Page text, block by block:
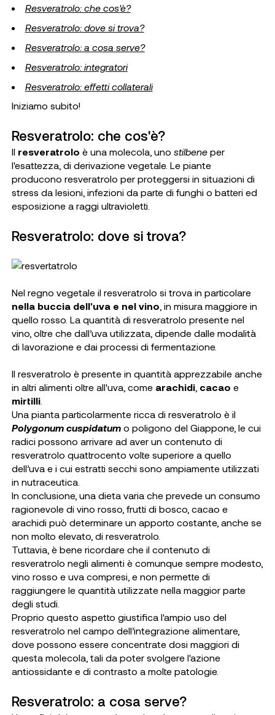
Resveratrolo: che cos'è?
Resveratrolo: dove si trova?
Resveratrolo: a cosa serve?
Resveratrolo: integratori
Resveratrolo: effetti collaterali
Iniziamo subito!
Resveratrolo: che cos'è?
Il resveratrolo è una molecola, uno stilbeneper
l'esattezza, di derivazione vegetale. Le piante
producono resveratrolo per proteggersi in situazioni di
stress da lesioni, infezioni da parte di funghi o batteri ed
esposizione a raggi ultravioletti.
Resveratrolo: dove si trova?
Nel regno vegetale il resveratrolo si trova in particolare
nella buccia dell'uvae nel vino , in misura maggiore in
quello rosso. La quantità di resveratrolo presente nel
vino, oltre che dall’uva utilizzata, dipende dalle modalità
di lavorazione e dai processi di fermentazione.
Il resveratrolo è presente in quantità apprezzabile anche
in altri alimenti oltre all'uva, come arachidi, cacao e
mirtilli.
Una pianta particolarmente ricca di resveratrolo è il
Polygonum cuspidatumo poligono del Giappone, le cui
radici possono arrivare ad aver un contenuto di
resveratrolo quattrocento volte superiore a quello
dell’uva e i cui estratti secchi sono ampiamente utilizzati
in nutraceutica.
In conclusione, una dieta varia che prevede un consumo
ragionevole di vino rosso, frutti di bosco, cacao e
arachidi può determinare un apporto costante, anche se
non molto elevato, di resveratrolo.
Tuttavia, è bene ricordare che il contenuto di
resveratrolo negli alimenti è comunque sempre modesto,
vino rosso e uva compresi, e non permette di
raggiungere le quantità utilizzate nella maggior parte
degli studi.
Proprio questo aspetto giustifica l'ampio uso del
resveratrolo nel campo dell’integrazione alimentare,
dove possono essere concentrate dosi maggiori di
questa molecola, tali da poter svolgere l'azione
antiossidante e di contrasto a molte patologie.
Resveratrolo: a cosa serve?